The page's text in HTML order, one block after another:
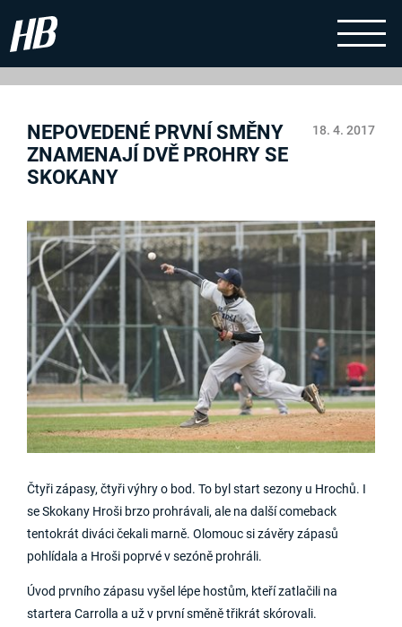
18. 4. 2017
NEPOVEDENÉ PRVNÍ SMĚNY
ZNAMENAJÍ DVĚ PROHRY SE
SKOKANY
Čtyři zápasy, čtyři výhry o bod. To byl start sezony u Hrochů. I
se Skokany Hroši brzo prohrávali, ale na další comeback
tentokrát diváci čekali marně. Olomouc si závěry zápasů
pohlídala a Hroši poprvé v sezóně prohráli.
Úvod prvního zápasu vyšel lépe hostům, kteří zatlačili na
startera Carrolla a už v první směně třikrát skórovali.